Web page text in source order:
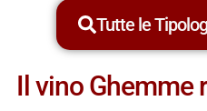
Tutte le
Il vino Ghemme